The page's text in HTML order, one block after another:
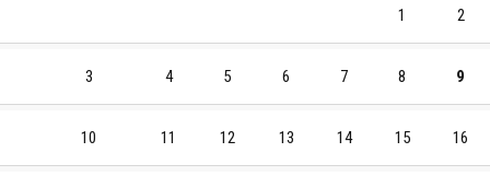
1 2
3 4 5 6 7 8 9
10 11 12 13 14 15 16